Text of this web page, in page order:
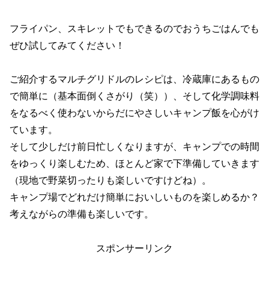
フライパン、スキレットでもできるのでおうちごはんでも
ぜひ試してみてください！
ご紹介するマルチグリドルのレシピは、冷蔵庫にあるもの
で簡単に（基本面倒くさがり（笑））、そして化学調味料
をなるべく使わないからだにやさしいキャンプ飯を心がけ
ています。
そして少しだけ前日忙しくなりますが、キャンプでの時間
をゆっくり楽しむため、ほとんど家で下準備していきます
（現地で野菜切ったりも楽しいですけどね）。
キャンプ場でどれだけ簡単においしいものを楽しめるか？
考えながらの準備も楽しいです。
スポンサーリンク